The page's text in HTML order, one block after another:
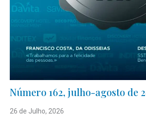
Número 162, julho-agosto de
26 de Julho, 2026